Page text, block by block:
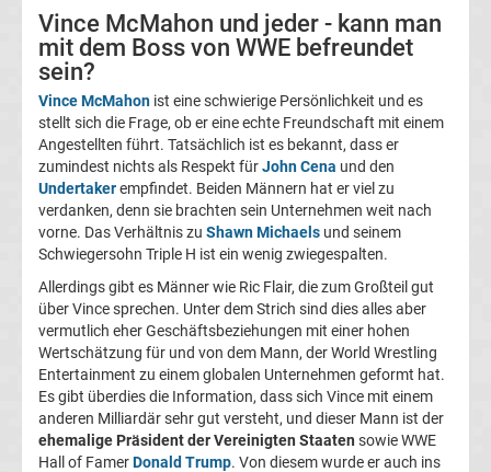
Liga
Ergebnisse
La
Liga
Tabelle
Premier
League
Erg.
Premier
Vince McMahon und jeder - kann man
mit dem Boss von WWE befreundet
sein?
Vince McMahon ist eine schwierige Persönlichkeit und es
stellt sich die Frage, ob er eine echte Freundschaft mit einem
Angestellten führt. Tatsächlich ist es bekannt, dass er
zumindest nichts als Respekt fürJohn Cena und den
Undertakerempfindet. Beiden Männern hat er viel zu
verdanken, denn sie brachten sein Unternehmen weit nach
vorne. Das Verhältnis zu Shawn Michaels und seinem
Schwiegersohn Triple H ist ein wenig zwiegespalten.
Allerdings gibt es Männer wie Ric Flair, die zum Großteil gut
über Vince sprechen. Unter dem Strich sind dies alles aber
vermutlich eher Geschäftsbeziehungen mit einer hohen
Wertschätzung für und von dem Mann, der World Wrestling
Entertainment zu einem globalen Unternehmen geformt hat.
Es gibt überdies die Information, dass sich Vince mit einem
anderen Milliardär sehr gut versteht, und dieser Mann ist der
ehemalige Präsident der Vereinigten Staaten sowie WWE
Hall of FamerDonald Trump. Von diesem wurde er auch ins